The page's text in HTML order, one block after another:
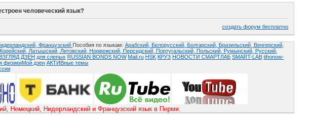
человеческий язык?
создать форум бесплатно
Французский Пособия по языкам: Арабский, Белорусский, Болгарский, Бразильский, Венгерский,
Корейский, Латышский, Литовский, Норвежский, Персидский, Португальский, Польский, Румынский, Русский,
ВЗГЛЯД ДЗЕН для слепых RUSSIAN BONDS NOW Mail.ru HSK КРУЗ НОВОСТИ СМАРТЛАБ SMART-LAB tihonow-
физикиМой дзен АКТИВные темы
Нидерландский и Французский язык в Перми.